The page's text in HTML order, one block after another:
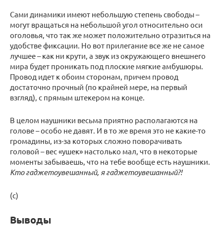
Сами динамики имеют небольшую степень свободы –
могут вращаться на небольшой угол относительно оси
оголовья, что так же может положительно отразиться на
удобстве фиксации. Но вот прилегание все же не самое
лучшее – как ни крути, а звук из окружающего внешнего
мира будет проникать под плоские мягкие амбушюры.
Провод идет к обоим сторонам, причем провод
достаточно прочный (по крайней мере, на первый
взгляд), с прямым штекером на конце.
В целом наушники весьма приятно располагаются на
голове – особо не давят. И в то же время это не какие-то
громадины, из-за которых сложно поворачивать
головой – вес «ушек» настолько мал, что в некоторые
моменты забываешь, что на тебе вообще есть наушники.
Кто гаджетоувешанный, я гаджетоувешанный?!
(с)
Выводы